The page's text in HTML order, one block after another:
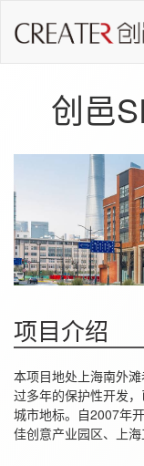
创邑
项目介绍
本项目地处上海南外
过多年的保护性开发
城市地标。自2007年
佳创意产业园区、上海